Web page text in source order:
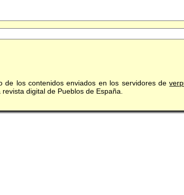
de los contenidos enviados en los servidores de
digital de Pueblos de España.